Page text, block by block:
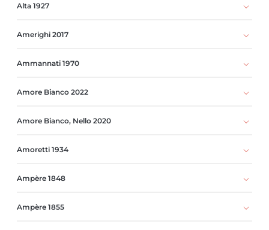
Alta 1927
Amerighi 2017
Ammannati 1970
Amore Bianco 2022
Amore Bianco, Nello 2020
Amoretti 1934
Ampère 1848
Ampère 1855